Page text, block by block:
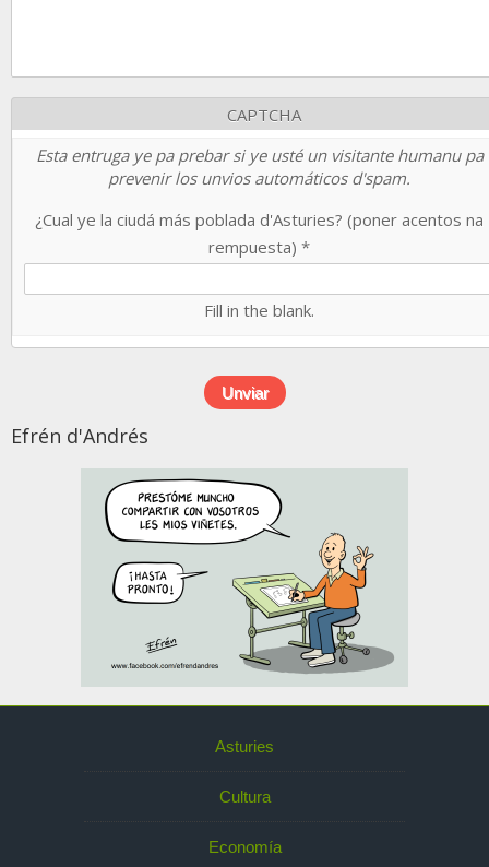
CAPTCHA
Esta entruga ye pa prebar si ye usté un visitante humanu pa
prevenir los unvios automáticos d'spam.
¿Cual ye la ciudá más poblada d'Asturies? (poner acentos na
rempuesta) *
Fill in the blank.
Efrén d'Andrés
Asturies
Cultura
Economía